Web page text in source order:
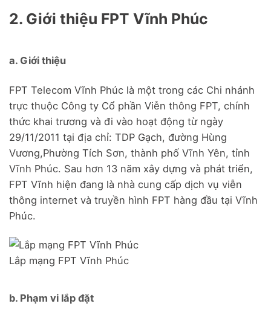
2. Giới thiệu FPT Vĩnh Phúc
a. Giới thiệu
FPT Telecom Vĩnh Phúc là một trong các Chi nhánh
trực thuộc Công ty Cổ phần Viễn thông FPT, chính
thức khai trương và đi vào hoạt động từ ngày
29/11/2011 tại địa chỉ: TDP Gạch, đường Hùng
Vương,Phường Tích Sơn, thành phố Vĩnh Yên, tỉnh
Vĩnh Phúc. Sau hơn 13 năm xây dựng và phát triển,
FPT Vĩnh hiện đang là nhà cung cấp dịch vụ viễn
thông internet và truyền hình FPT hàng đầu tại Vĩnh
Phúc.
Lắp mạng FPT Vĩnh Phúc
b. Phạm vi lắp đặt